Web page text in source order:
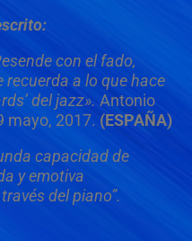
con el fado,
a lo que hace
del jazz». Antonio
mayo, 2017. (ESPAÑA)
capacidad de
y emotiva
del piano”.